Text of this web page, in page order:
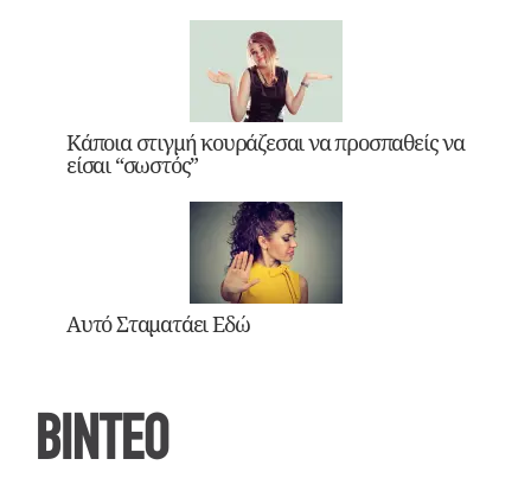
Κάποια στιγμή κουράζεσαι να προσπαθείς να
είσαι “σωστός”
Αυτό Σταματάει Εδώ
ΒΙΝΤΕΟ